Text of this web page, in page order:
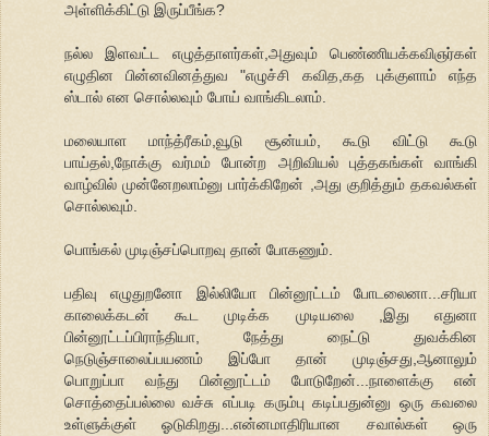
அள்ளிக்கிட்டு இருப்பீங்க?
நல்ல இளவட்ட எழுத்தாளர்கள்,அதுவும் பெண்ணியக்கவிஞர்கள்
எழுதின பின்னவினத்துவ "எழுச்சி கவித,கத புக்குளாம் எந்த
ஸ்டால் என சொல்லவும் போய் வாங்கிடலாம்.
மலையாள மாந்த்ரீகம்,வூடு சூன்யம், கூடு விட்டு கூடு
பாய்தல்,நோக்கு வர்மம் போன்ற அறிவியல் புத்தகங்கள் வாங்கி
வாழ்வில் முன்னேறலாம்னு பார்க்கிறேன் ,அது குறித்தும் தகவல்கள்
சொல்லவும்.
பொங்கல் முடிஞ்சப்பொறவு தான் போகணும்.
பதிவு எழுதுறனோ இல்லியோ பின்னூட்டம் போடலைனா...சரியா
காலைக்கடன் கூட முடிக்க முடியலை ,இது எதுனா
பின்னூட்டப்பிராந்தியா, நேத்து நைட்டு துவக்கின
நெடுஞ்சாலைப்பயணம் இப்போ தான் முடிஞ்சது,ஆனாலும்
பொறுப்பா வந்து பின்னூட்டம் போடுறேன்...நாளைக்கு என்
சொத்தைப்பல்லை வச்சு எப்படி கரும்பு கடிப்பதுன்னு ஒரு கவலை
உள்ளுக்குள் ஓடுகிறது...என்னமாதிரியான சவால்கள் ஒரு